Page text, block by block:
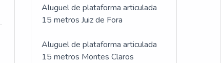
Aluguel de plataforma articulada
15 metros Juiz de Fora
Aluguel de plataforma articulada
15 metros Montes Claros